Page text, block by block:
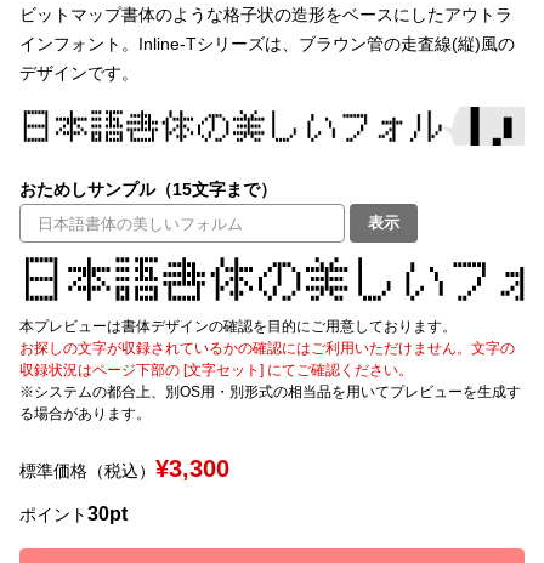
マイページ
よくあるご質問
お問い合わせ
教科書体 行書体
勘亭流
江戸文字 デザイン毛筆
太さ・ウェイト
セット or 単体
ビットマップ書体のような格子状の造形をベースにしたアウトラ
インフォント。Inline-Tシリーズは、ブラウン管の走査線(縦)風の
デザインです。
おためしサンプル（15文字まで）
表示
本プレビューは書体デザインの確認を目的にご用意しております。
お探しの文字が収録されているかの確認にはご利用いただけません。文字の
収録状況はページ下部の [文字セット] にてご確認ください。
※システムの都合上、別OS用・別形式の相当品を用いてプレビューを生成す
る場合があります。
標準価格（税込） ¥3,300
ポイント30pt